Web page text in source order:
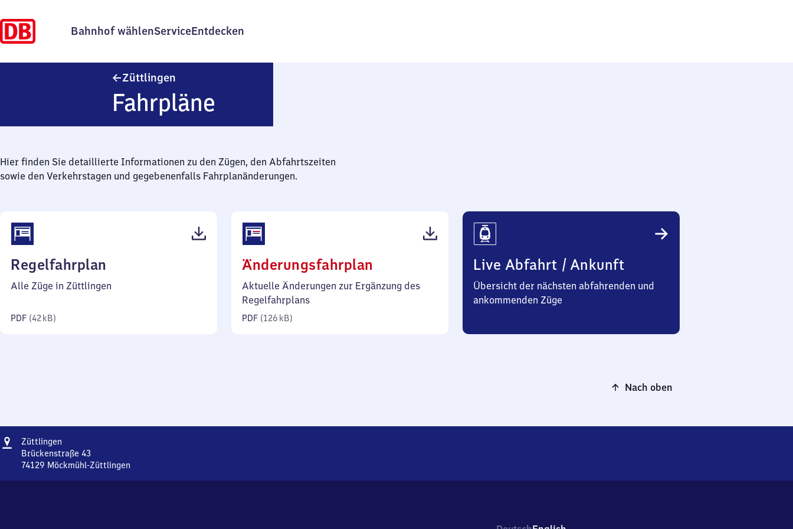
Bahnhof wählenServiceEntdecken
Züttlingen
Fahrpläne
Hier finden Sie detaillierte Informationen zu den Zügen, den Abfahrtszeiten
sowie den Verkehrstagen und gegebenenfalls Fahrplanänderungen.
Regelfahrplan
42
Alle Züge in Züttlingen
PDF (42 kB)
Änderungsfahrplan
126
Aktuelle Änderungen zur Ergänzung des
Regelfahrplans
PDF (126 kB)
Live Abfahrt / Ankunft
Übersicht der nächsten abfahrenden und
ankommenden Züge
Nach oben
Adresse
Züttlingen
Brückenstraße 43
74129 Möckmühl-Züttlingen